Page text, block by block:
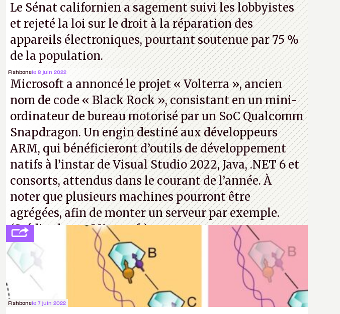
Le Sénat californien a sagement suivi les lobbyistes
et rejeté la loi sur le droit à la réparation des
appareils électroniques, pourtant soutenue par 75 %
de la population.
Fishbonele 8 juin 2022
Microsoft a annoncé le projet « Volterra », ancien
nom de code « Black Rock », consistant en un mini-
ordinateur de bureau motorisé par un SoC Qualcomm
Snapdragon. Un engin destiné aux développeurs
ARM, qui bénéficieront d’outils de développement
natifs à l’instar de Visual Studio 2022, Java, .NET 6 et
consorts, attendus dans le courant de l’année. À
noter que plusieurs machines pourront être
agrégées, afin de monter un serveur par exemple.
(Crédit photo : Microsoft)
Fishbonele 7 juin 2022